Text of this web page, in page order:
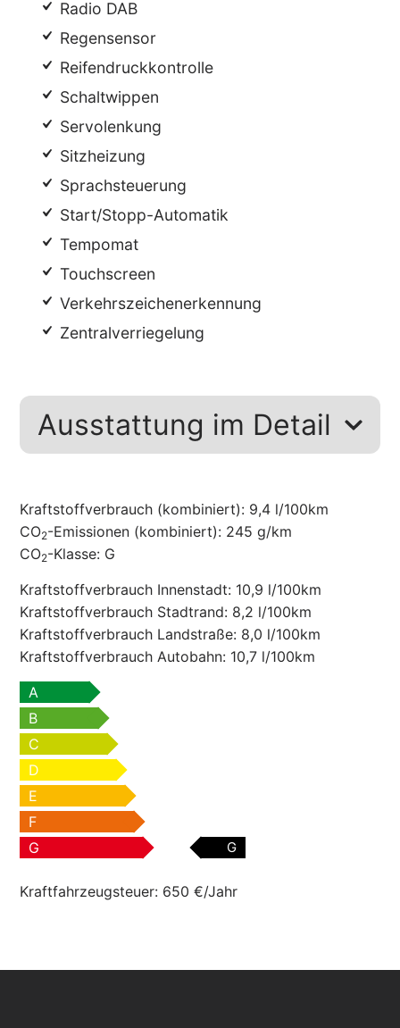
Radio DAB
Regensensor
Reifendruckkontrolle
Schaltwippen
Servolenkung
Sitzheizung
Sprachsteuerung
Start/Stopp-Automatik
Tempomat
Touchscreen
Verkehrszeichenerkennung
Zentralverriegelung
Ausstattung im Detail
Kraftstoffverbrauch (kombiniert): 9,4 l/100km
CO2-Emissionen (kombiniert): 245 g/km
CO2-Klasse: G
Kraftstoffverbrauch Innenstadt: 10,9 l/100km
Kraftstoffverbrauch Stadtrand: 8,2 l/100km
Kraftstoffverbrauch Landstraße: 8,0 l/100km
Kraftstoffverbrauch Autobahn: 10,7 l/100km
A
B
C
D
E
F
G
G
Kraftfahrzeugsteuer: 650 €/Jahr